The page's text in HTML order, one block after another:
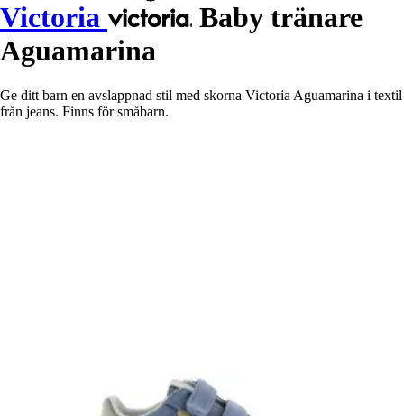
Victoria
Baby tränare
Aguamarina
Ge ditt barn en avslappnad stil med skorna Victoria Aguamarina i textil
från jeans. Finns för småbarn.